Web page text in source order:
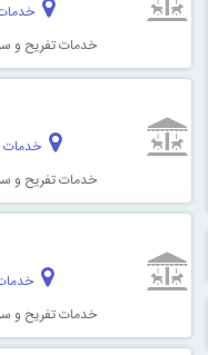
خدمات تفریح و
خدمات
خدمات تفریح و
خدمات تفریح و